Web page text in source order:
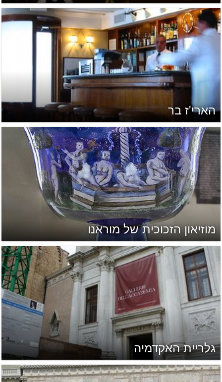
הארי'ז בר
מוזיאון הזכוכית של מוראנו
גלריית האקדמיה